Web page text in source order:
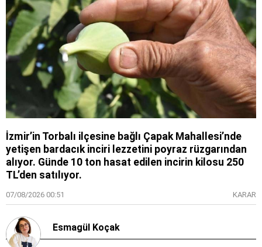
İzmir’in Torbalı ilçesine bağlı Çapak Mahallesi’nde
yetişen bardacık inciri lezzetini poyraz rüzgarından
alıyor. Günde 10 ton hasat edilen incirin kilosu 250
TL’den satılıyor.
07/08/2026 00:51 KARAR
Esmagül Koçak